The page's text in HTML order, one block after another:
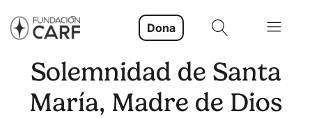
Dona
Solemnidad de Santa
María, Madre de Dios